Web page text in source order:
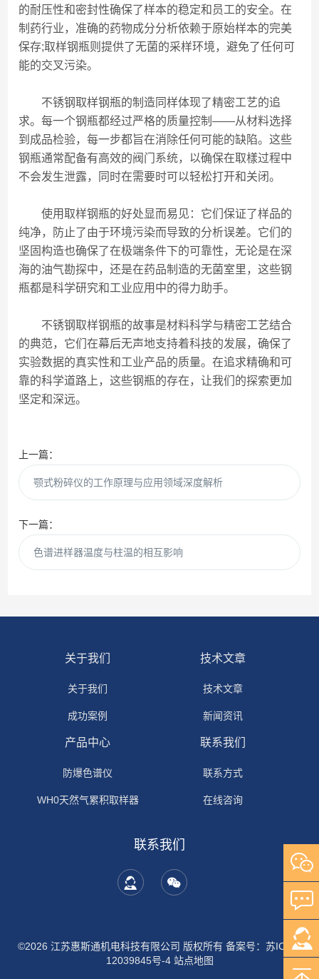
的耐压性和密封性确保了样本的稳定和员工的安全。在
制药行业，准确的药物成分分析依赖于原始样本的完美
保存;取样钢瓶则提供了无菌的采样环境，避免了任何可
能的交叉污染。
不锈钢取样钢瓶的制造同样体现了精密工艺的追
求。每一个钢瓶都经过严格的质量控制——从材料选择
到成品检验，每一步都旨在消除任何可能的缺陷。这些
钢瓶通常配备有高效的阀门系统，以确保在取樣过程中
不会发生泄露，同时在需要时可以轻松打开和关闭。
使用取样钢瓶的好处显而易见：它们保证了样品的
纯净，防止了由于环境污染而导致的分析误差。它们的
坚固构造也确保了在极端条件下的可靠性，无论是在深
海的油气勘探中，还是在药品制造的无菌室里，这些钢
瓶都是科学研究和工业应用中的得力助手。
不锈钢取样钢瓶的故事是材料科学与精密工艺结合
的典范，它们在幕后无声地支持着科技的发展，确保了
实验数据的真实性和工业产品的质量。在追求精确和可
靠的科学道路上，这些钢瓶的存在，让我们的探索更加
坚定和深远。
上一篇：
颚式粉碎仪的工作原理与应用领域深度解析
下一篇：
色谱进样器温度与柱温的相互影响
关于我们
关于我们
成功案例
技术文章
技术文章
新闻资讯
产品中心
防爆色谱仪
WH0天然气累积取样器
联系我们
联系方式
在线咨询
联系我们
©2026 江苏惠斯通机电科技有限公司 版权所有 备案号：苏ICP备
12039845号-4 站点地图